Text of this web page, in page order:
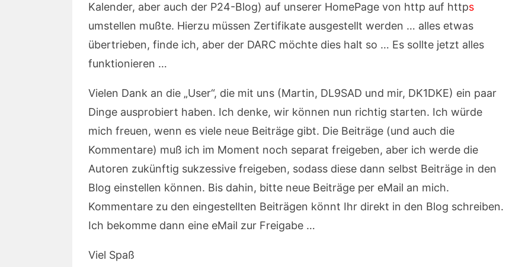
Kalender, aber auch der P24-Blog) auf unserer HomePage von http auf https
umstellen mußte. Hierzu müssen Zertifikate ausgestellt werden … alles etwas
übertrieben, finde ich, aber der DARC möchte dies halt so … Es sollte jetzt alles
funktionieren …
Vielen Dank an die „User“, die mit uns (Martin, DL9SAD und mir, DK1DKE) ein paar
Dinge ausprobiert haben. Ich denke, wir können nun richtig starten. Ich würde
mich freuen, wenn es viele neue Beiträge gibt. Die Beiträge (und auch die
Kommentare) muß ich im Moment noch separat freigeben, aber ich werde die
Autoren zukünftig sukzessive freigeben, sodass diese dann selbst Beiträge in den
Blog einstellen können. Bis dahin, bitte neue Beiträge per eMail an mich.
Kommentare zu den eingestellten Beiträgen könnt Ihr direkt in den Blog schreiben.
Ich bekomme dann eine eMail zur Freigabe …
Viel Spaß